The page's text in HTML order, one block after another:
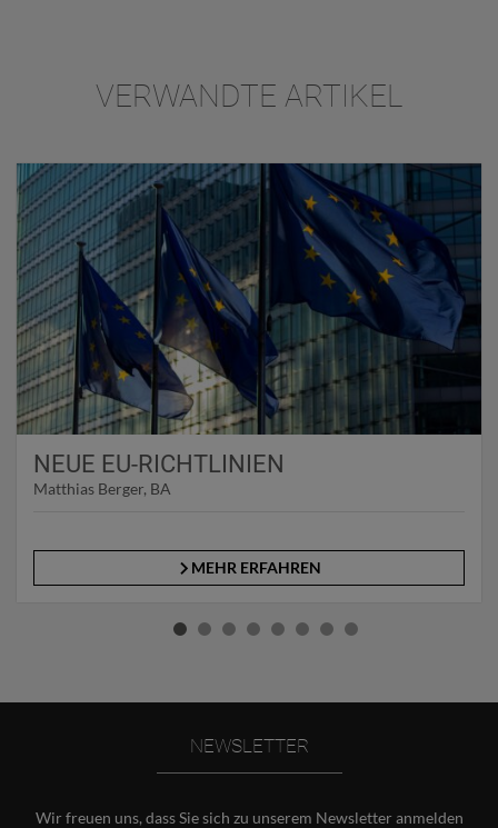
VERWANDTE ARTIKEL
NEUE EU-RICHTLINIEN
Matthias Berger, BA
MEHR ERFAHREN
NEWSLETTER
Wir freuen uns, dass Sie sich zu unserem Newsletter anmelden